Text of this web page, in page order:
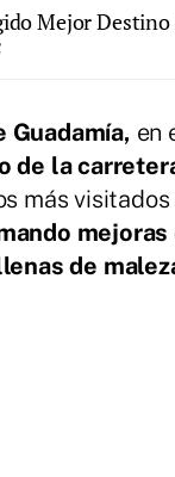
Mejor
Guadamía, en
de la
más
de